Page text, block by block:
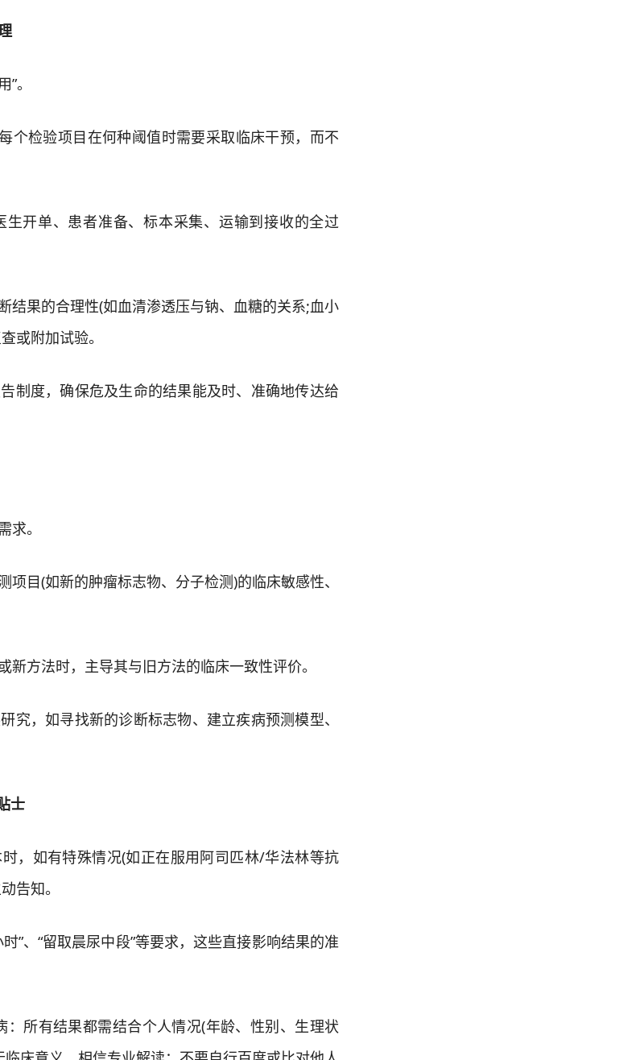
。
检验项目在何种阈值时需要采取临床干预，而不
开单、患者准备、标本采集、运输到接收的全过
果的合理性(如血清渗透压与钠、血糖的关系;血小
或附加试验。
度，确保危及生命的结果能及时、准确地传达给
。
目(如新的肿瘤标志物、分子检测)的临床敏感性、
方法时，主导其与旧方法的临床一致性评价。
，如寻找新的诊断标志物、建立疾病预测模型、
士
如有特殊情况(如正在服用阿司匹林/华法林等抗
告知。
、“留取晨尿中段”等要求，这些直接影响结果的准
所有结果都需结合个人情况(年龄、性别、生理状